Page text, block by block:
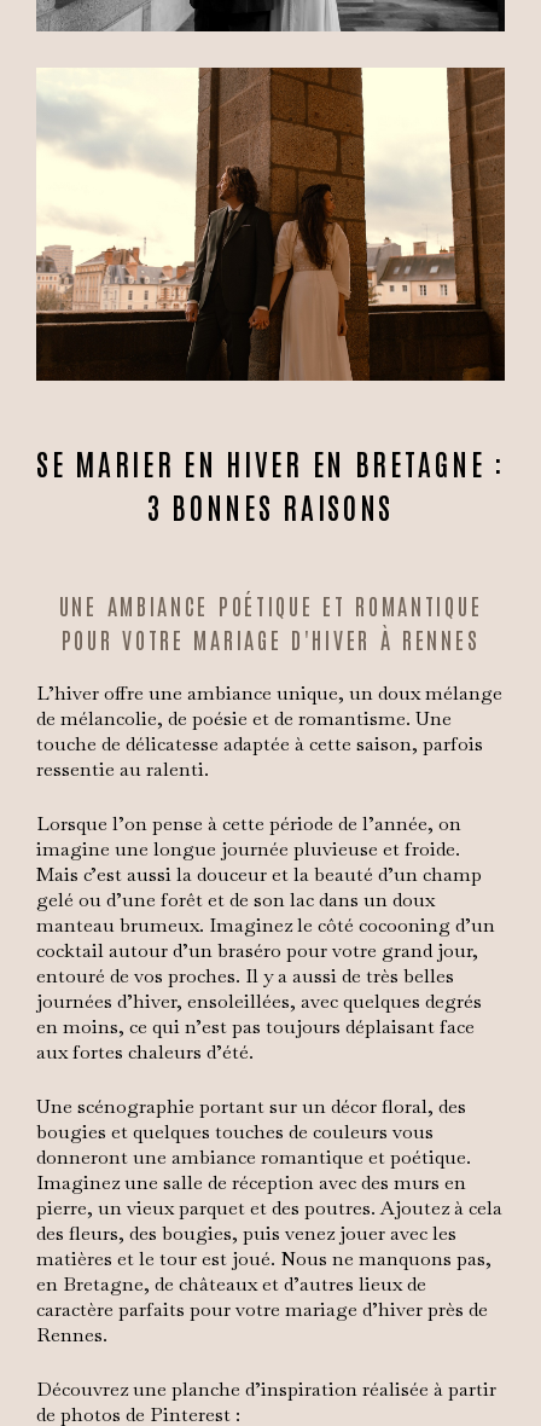
SE MARIER EN HIVER EN BRETAGNE :
3 BONNES RAISONS
UNE AMBIANCE POÉTIQUE ET ROMANTIQUE
POUR VOTRE MARIAGE D'HIVER À RENNES
L’hiver offre une ambiance unique, un doux mélange
de mélancolie, de poésie et de romantisme. Une
touche de délicatesse adaptée à cette saison, parfois
ressentie au ralenti.
Lorsque l’on pense à cette période de l’année, on
imagine une longue journée pluvieuse et froide.
Mais c’est aussi la douceur et la beauté d’un champ
gelé ou d’une forêt et de son lac dans un doux
manteau brumeux. Imaginez le côté cocooning d’un
cocktail autour d’un braséro pour votre grand jour,
entouré de vos proches. Il y a aussi de très belles
journées d’hiver, ensoleillées, avec quelques degrés
en moins, ce qui n’est pas toujours déplaisant face
aux fortes chaleurs d’été.
Une scénographie portant sur un décor floral, des
bougies et quelques touches de couleurs vous
donneront une ambiance romantique et poétique.
Imaginez une salle de réception avec des murs en
pierre, un vieux parquet et des poutres. Ajoutez à cela
des fleurs, des bougies, puis venez jouer avec les
matières et le tour est joué. Nous ne manquons pas,
en Bretagne, de châteaux et d’autres lieux de
caractère parfaits pour votre mariage d’hiver près de
Rennes.
Découvrez une planche d’inspiration réalisée à partir
de photos de Pinterest :